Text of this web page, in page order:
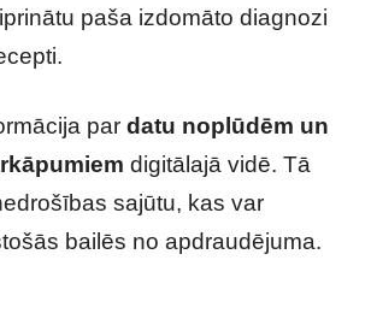
paša izdomāto diagnozi
par datu noplūdēm un
digitālajā vidē. Tā
sajūtu, kas var
bailēs no apdraudējuma.